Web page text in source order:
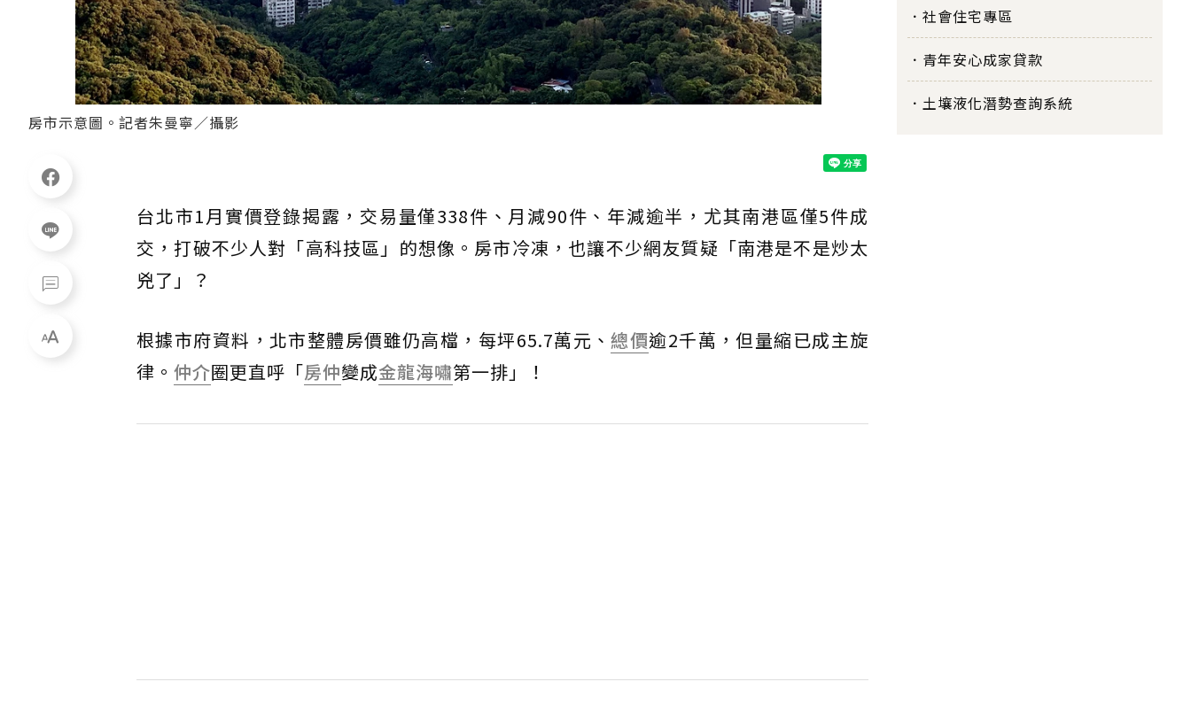
房市示意圖。記者朱曼寧／攝影
台北市1月實價登錄揭露，交易量僅338件、月減90件、年減逾半，尤其南港區僅5件成
交，打破不少人對「高科技區」的想像。房市冷凍，也讓不少網友質疑「南港是不是炒太
兇了」？
根據市府資料，北市整體房價雖仍高檔，每坪65.7萬元、總價逾2千萬，但量縮已成主旋
律。 仲介圈更直呼「房仲變成金龍海嘯第一排」！
社會住宅專區
青年安心成家貸款
土壤液化潛勢查詢系統